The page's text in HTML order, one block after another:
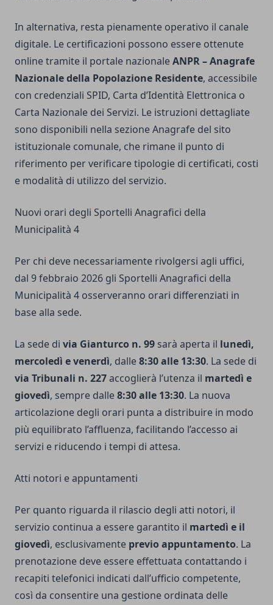
In alternativa, resta pienamente operativo il canale
digitale. Le certificazioni possono essere ottenute
online tramite il portale nazionaleANPR – Anagrafe
Nazionale della Popolazione Residente, accessibile
con credenziali SPID, Carta d’Identità Elettronica o
Carta Nazionale dei Servizi. Le istruzioni dettagliate
sono disponibili nella sezione Anagrafe del sito
istituzionale comunale, che rimane il punto di
riferimento per verificare tipologie di certificati, costi
e modalità di utilizzo del servizio.
Nuovi orari degli Sportelli Anagrafici della
Municipalità 4
Per chi deve necessariamente rivolgersi agli uffici,
dal 9 febbraio 2026 gli Sportelli Anagrafici della
Municipalità 4 osserveranno orari differenziati in
base alla sede.
La sede di via Gianturco n. 99 sarà aperta il lunedì,
mercoledì e venerdì, dalle8:30 alle 13:30. La sede di
via Tribunali n. 227accoglierà l’utenza il martedì e
giovedì, sempre dalle8:30 alle 13:30. La nuova
articolazione degli orari punta a distribuire in modo
più equilibrato l’affluenza, facilitando l’accesso ai
servizi e riducendo i tempi di attesa.
Atti notori e appuntamenti
Per quanto riguarda il rilascio degli atti notori, il
servizio continua a essere garantito il martedì e il
giovedì, esclusivamente previo appuntamento. La
prenotazione deve essere effettuata contattando i
recapiti telefonici indicati dall’ufficio competente,
così da consentire una gestione ordinata delle